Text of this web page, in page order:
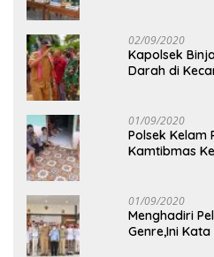
02/09/2020
Kapolsek
Darah di
01/09/2020
Polsek Kelam
Kamtibmas
01/09/2020
Menghadiri
Genre,Ini